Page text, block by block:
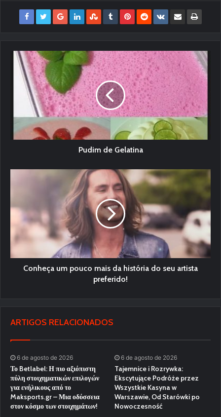
Pudim de Gelatina
Conheça um pouco mais da história do seu artista
preferido!
ARTIGOS RELACIONADOS
6 de agosto de 2026
Το Betlabel: Η πιο αξιόπιστη
πύλη στοιχηματικών επιλογών
για ενήλικους από το
Maksports.gr – Μια οδύσσεια
στον κόσμο των στοιχημάτων!
6 de agosto de 2026
Tajemnice i Rozrywka:
Ekscytujące Podróże przez
Wszystkie Kasyna w
Warszawie, Od Starówki po
Nowoczesność